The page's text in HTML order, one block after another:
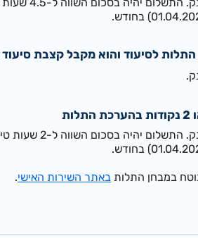
בחודש.
בסכום השווה ל-2 שעות טיפול שבועיות.
בחודש.
במבחן התלות באתר השירות האישי.